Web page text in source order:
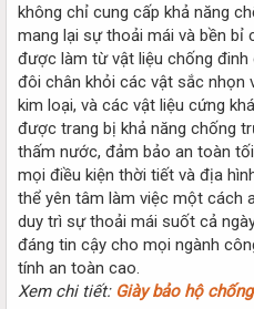
không chỉ cung cấp khả năng
mang lại sự thoải mái và bền bỉ
được làm từ vật liệu chống
đôi chân khỏi các vật sắc nhọn
kim loại, và các vật liệu cứng
được trang bị khả năng chống
thấm nước, đảm bảo an toàn
mọi điều kiện thời tiết và địa
thể yên tâm làm việc một cách
duy trì sự thoải mái suốt cả
đáng tin cậy cho mọi ngành
tính an toàn cao.
Xem chi tiết: Giày bảo hộ